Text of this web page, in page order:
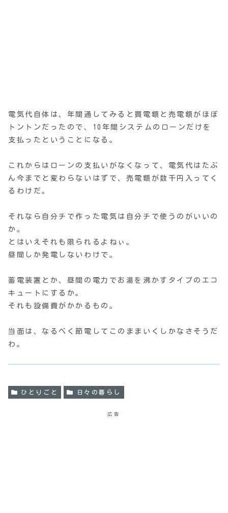
電気代自体は、年間通してみると買電額と売電額がほぼ
トントンだったので、10年間システムのローンだけを
支払ったということになる。
これからはローンの支払いがなくなって、電気代はたぶ
ん今までと変わらないはずで、売電額が数千円入ってく
るわけだ。
それなら自分チで作った電気は自分チで使うのがいいの
か。
とはいえそれも限られるよねぃ。
昼間しか発電しないわけで。
蓄電装置とか、昼間の電力でお湯を沸かすタイプのエコ
キュートにするか。
それも設備費がかかるもの。
当面は、なるべく節電してこのままいくしかなさそうだ
わ。
ひとりごと 日々の暮らし
広告